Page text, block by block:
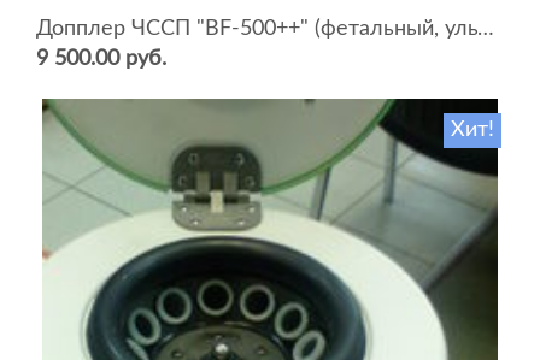
Допплер ЧССП "BF-500++" (фетальный, ультразвуковой)
9 500.00 руб.
Хит!